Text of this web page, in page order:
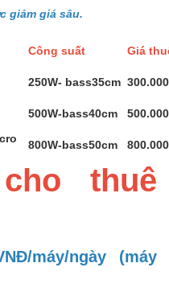
giảm giá sâu.
Công suất
Giá
250W- bass35cm
500W-bass40cm
800W-bass50cm
thuê
máy/ngày (máy